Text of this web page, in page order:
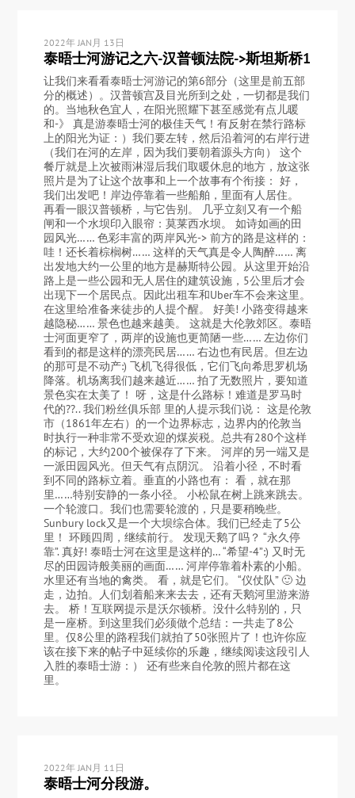
2022年 JAN月 13日
泰晤士河游记之六-汉普顿法院->斯坦斯桥1
让我们来看看泰晤士河游记的第6部分（这里是前五部
分的概述）。汉普顿宫及目光所到之处，一切都是我们
的。当地秋色宜人，在阳光照耀下甚至感觉有点儿暖
和-》 真是游泰晤士河的极佳天气！有反射在禁行路标
上的阳光为证：）我们要左转，然后沿着河的右岸行进
（我们在河的左岸，因为我们要朝着源头方向） 这个
餐厅就是上次被雨淋湿后我们取暖休息的地方，放这张
照片是为了让这个故事和上一个故事有个衔接： 好，
我们出发吧！岸边停靠着一些船舶，里面有人居住。
再看一眼汉普顿桥，与它告别。 几乎立刻又有一个船
闸和一个水坝印入眼帘：莫莱西水坝。 如诗如画的田
园风光…… 色彩丰富的两岸风光-> 前方的路是这样的：
哇！还长着棕榈树…… 这样的天气真是令人陶醉…… 离
出发地大约一公里的地方是赫斯特公园。从这里开始沿
路上是一些公园和无人居住的建筑设施，5公里后才会
出现下一个居民点。因此出租车和Uber车不会来这里。
在这里给准备来徒步的人提个醒。 好美! 小路变得越来
越隐秘…… 景色也越来越美。 这就是大伦敦郊区。泰晤
士河面更窄了，两岸的设施也更简陋一些…… 左边你们
看到的都是这样的漂亮民居…… 右边也有民居。但左边
的那可是不动产:) 飞机飞得很低，它们飞向希思罗机场
降落。机场离我们越来越近…… 拍了无数照片，要知道
景色实在太美了！ 呀，这是什么路标！难道是罗马时
代的??.. 我们粉丝俱乐部 里的人提示我们说： 这是伦敦
市（1861年左右）的一个边界标志，边界内的伦敦当
时执行一种非常不受欢迎的煤炭税。总共有280个这样
的标记，大约200个被保存了下来。 河岸的另一端又是
一派田园风光。但天气有点阴沉。 沿着小径，不时看
到不同的路标立着。垂直的小路也有： 看，就在那
里……特别安静的一条小径。 小松鼠在树上跳来跳去。
一个轮渡口。我们也需要轮渡的，只是要稍晚些。
Sunbury lock又是一个大坝综合体。我们已经走了5公
里！ 环顾四周，继续前行。 发现天鹅了吗？ “永久停
靠”. 真好! 泰晤士河在这里是这样的… “希望-4”:) 又时无
尽的田园诗般美丽的画面…… 河岸停靠着朴素的小船。
水里还有当地的禽类。 看，就是它们。 “仪仗队” 🙂 边
走，边拍。人们划着船来来去去，还有天鹅河里游来游
去。 桥！互联网提示是沃尔顿桥。没什么特别的，只
是一座桥。到这里我们必须做个总结：一共走了8公
里。仅8公里的路程我们就拍了50张照片了！也许你应
该在接下来的帖子中延续你的乐趣，继续阅读这段引人
入胜的泰晤士游：） 还有些来自伦敦的照片都在这
里。
2022年 JAN月 11日
泰晤士河分段游。